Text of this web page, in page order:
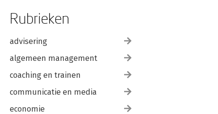
Rubrieken
advisering
algemeen management
coaching en trainen
communicatie en media
economie